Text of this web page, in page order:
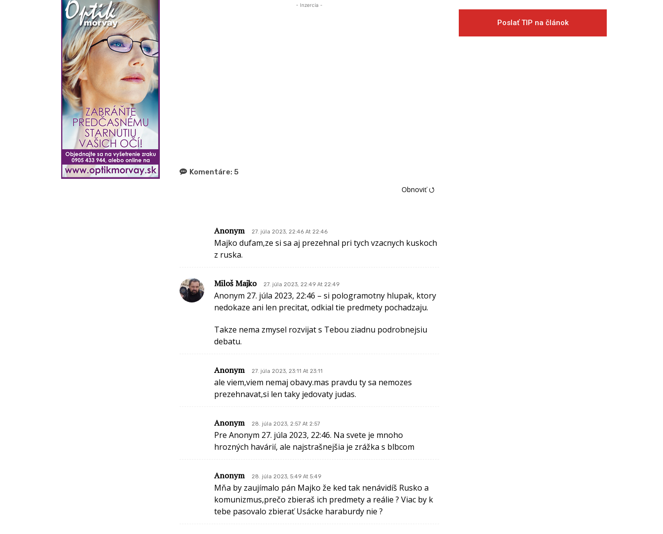
- Inzercia -
Komentáre: 5
Obnoviť ⭯
Anonym 27. júla 2023, 22:46 At 22:46
Majko dufam,ze si sa aj prezehnal pri tych vzacnych kuskoch
z ruska.
Miloš Majko 27. júla 2023, 22:49 At 22:49
Anonym 27. júla 2023, 22:46 – si pologramotny hlupak, ktory
nedokaze ani len precitat, odkial tie predmety pochadzaju.
Takze nema zmysel rozvijat s Tebou ziadnu podrobnejsiu
debatu.
Anonym 27. júla 2023, 23:11 At 23:11
ale viem,viem nemaj obavy.mas pravdu ty sa nemozes
prezehnavat,si len taky jedovaty judas.
Anonym 28. júla 2023, 2:57 At 2:57
Pre Anonym 27. júla 2023, 22:46. Na svete je mnoho
hrozných havárií, ale najstrašnejšia je zrážka s blbcom
Anonym 28. júla 2023, 5:49 At 5:49
Mňa by zaujímalo pán Majko že ked tak nenávidíš Rusko a
komunizmus,prečo zbieraš ich predmety a reálie ? Viac by k
tebe pasovalo zbierať Usácke haraburdy nie ?
Poslať TIP na článok